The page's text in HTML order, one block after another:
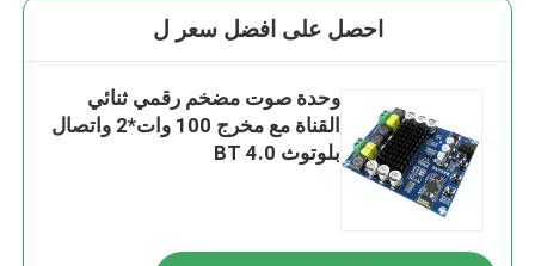
احصل على افضل سعر ل
وحدة صوت مضخم رقمي ثنائي
القناة مع مخرج 100 وات*2 واتصال
بلوتوث BT 4.0